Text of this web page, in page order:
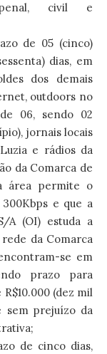
penal, civil e
de 05 (cinco)
dias, em
dos demais
outdoors no
06, sendo 02
jornais locais
e rádios da
da Comarca de
área permite o
e que a
A (OI) estuda a
da Comarca
se em
prazo para
(dez mil
sem prejuízo da
de cinco dias,